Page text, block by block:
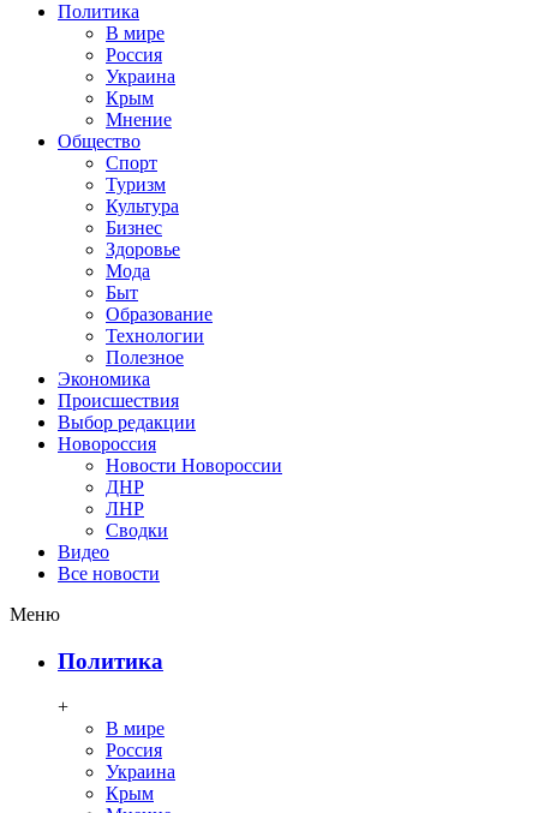
Политика
В мире
Россия
Украина
Крым
Мнение
Общество
Спорт
Туризм
Культура
Бизнес
Здоровье
Мода
Быт
Образование
Технологии
Полезное
Экономика
Происшествия
Выбор редакции
Новороссия
Новости Новороссии
ДНР
ЛНР
Сводки
Видео
Все новости
Меню
Политика
+
В мире
Россия
Украина
Крым